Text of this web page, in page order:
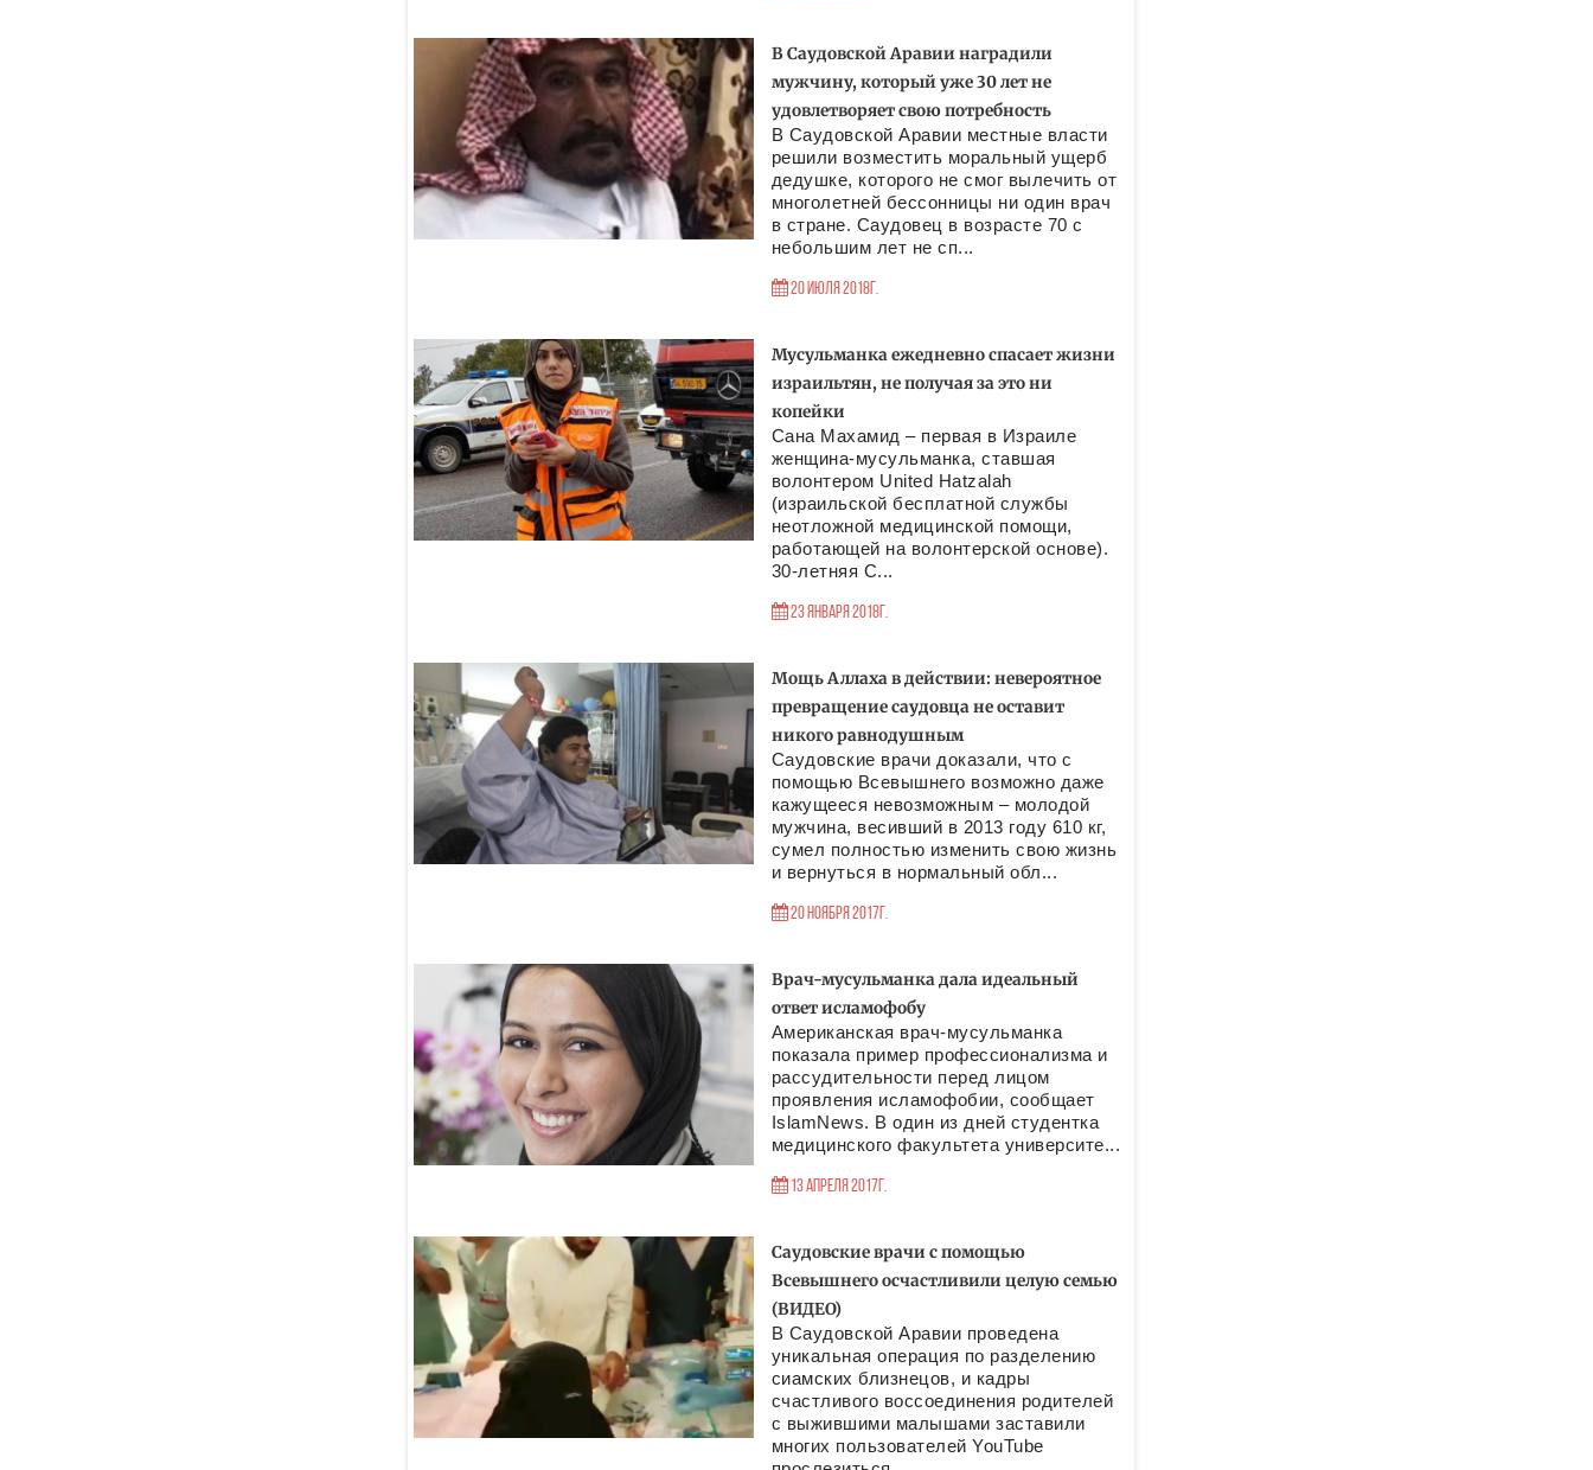
В Саудовской Аравии наградили
мужчину, который уже 30 лет не
удовлетворяет свою потребность
В Саудовской Аравии местные власти
решили возместить моральный ущерб
дедушке, которого не смог вылечить от
многолетней бессонницы ни один врач
в стране. Саудовец в возрасте 70 с
небольшим лет не сп...
20 Июля 2018г.
Мусульманка ежедневно спасает жизни
израильтян, не получая за это ни
копейки
Сана Махамид – первая в Израиле
женщина-мусульманка, ставшая
волонтером United Hatzalah
(израильской бесплатной службы
неотложной медицинской помощи,
работающей на волонтерской основе).
30-летняя С...
23 Января 2018г.
Мощь Аллаха в действии: невероятное
превращение саудовца не оставит
никого равнодушным
Саудовские врачи доказали, что с
помощью Всевышнего возможно даже
кажущееся невозможным – молодой
мужчина, весивший в 2013 году 610 кг,
сумел полностью изменить свою жизнь
и вернуться в нормальный обл...
20 Ноября 2017г.
Врач-мусульманка дала идеальный
ответ исламофобу
Американская врач-мусульманка
показала пример профессионализма и
рассудительности перед лицом
проявления исламофобии, сообщает
IslamNews. В один из дней студентка
медицинского факультета университе...
13 Апреля 2017г.
Саудовские врачи с помощью
Всевышнего осчастливили целую семью
(ВИДЕО)
В Саудовской Аравии проведена
уникальная операция по разделению
сиамских близнецов, и кадры
счастливого воссоединения родителей
с выжившими малышами заставили
многих пользователей YouTube